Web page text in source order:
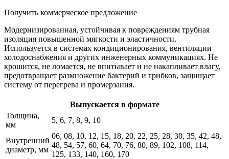
Получить коммерческое предложение
Модернизированная, устойчивая к повреждениям трубная
изоляция повышенной мягкости и эластичности.
Используется в системах кондиционирования, вентиляции
холодоснабжения и других инженерных коммуникациях. Не
крошится, не ломается, не впитывает и не накапливает влагу,
предотвращает размножение бактерий и грибков, защищает
систему от перегрева и промерзания.
Выпускается в формате
Толщина,
мм
5, 6, 7, 8, 9, 10
Внутренний
диаметр, мм
06, 08, 10, 12, 15, 18, 20, 22, 25, 28, 30, 35, 42, 48,
48, 54, 57, 60, 64, 70, 76, 80, 89, 102, 108, 114,
125, 133, 140, 160, 170